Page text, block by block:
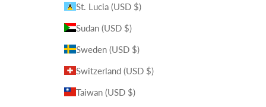
St. Lucia (USD $)
Sudan (USD $)
Sweden (USD $)
Switzerland (USD $)
Taiwan (USD $)